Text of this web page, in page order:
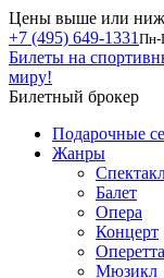
Цены выше или
+7 (495) 649-1331 Пн-
Билеты на
миру!
Билетный брокер
Подарочные
Жанры
Балет
Опера
Концерт
Оперетта
Мюзикл